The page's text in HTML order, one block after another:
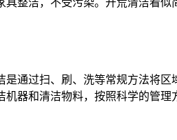
通过扫、刷、洗等常规方法将区
器和清洁物料，按照科学的管